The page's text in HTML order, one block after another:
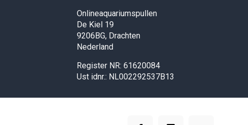
Onlineaquariumspullen
De Kiel 19
9206BG, Drachten
Nederland
Register NR: 61620084
Ust idnr.: NL002292537B13